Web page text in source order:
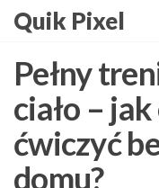
Skip
the
content
Quik Pixel
Pełny
ciało –
ćwiczyć
domu?